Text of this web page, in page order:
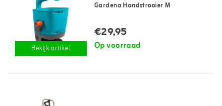
Bekijk artikel
Gardena Handstrooier M
€29,95
Op voorraad